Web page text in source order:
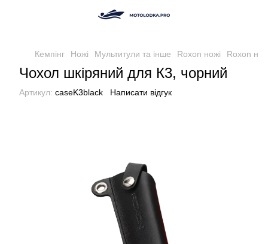
Кемпінг Ножі Мультитули та інше Roxon ножi Roxon
Чохол шкіряний для К3, чорний
Артикул: caseK3black Написати відгук